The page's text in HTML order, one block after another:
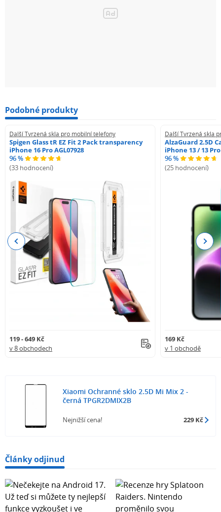
Podobné produkty
Další Tvrzená skla pro mobilní telefony
Spigen Glass tR EZ Fit 2 Pack transparency
iPhone 16 Pro AGL07928
96 %
(33 hodnocení)
119 - 649 Kč
v 8 obchodech
Další Tvrzená skla
AlzaGuard 2.5D
iPhone 13 / 13 Pro
96 %
(25 hodnocení)
169 Kč
v 1 obchodě
Previous Next
Xiaomi Ochranné sklo 2.5D Mi Mix 2 -
černá TPGR2DMIX2B
Nejnižší cena! 229 Kč
Články odjinud